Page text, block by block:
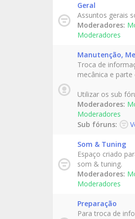
Geral
Assuntos gerais
Moderadores:
Moderadores
Manutenção,
Troca de
mecânica e
Utilizar os sub
Moderadores:
Moderadores
Sub fóruns:
Som & Tuning
Espaço criado
som & tuning.
Moderadores:
Moderadores
Preparação
Para troca de